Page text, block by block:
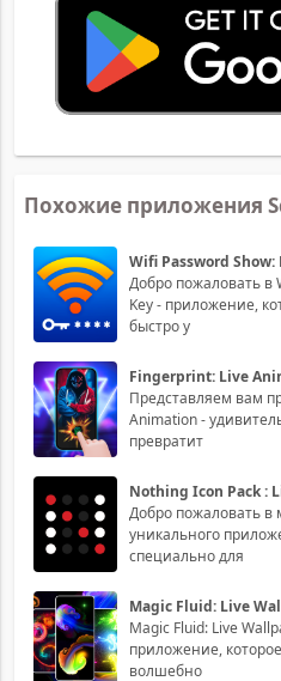
Похожие приложения
Wifi Password Show:
Добро пожаловать в
Key - приложение,
быстро у
Fingerprint: Live
Представляем вам
Animation -
превратит
Nothing Icon Pack :
Добро пожаловать в
уникального
специально для
Magic Fluid: Live
Magic Fluid: Live
приложение,
волшебно